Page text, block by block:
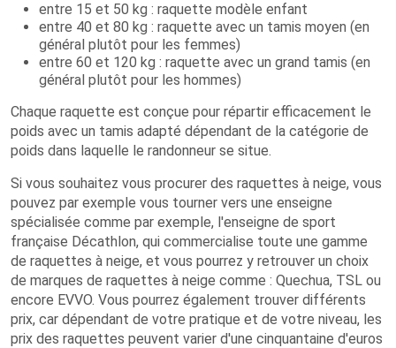
entre 15 et 50 kg : raquette modèle enfant
entre 40 et 80 kg : raquette avec un tamis moyen (en
général plutôt pour les femmes)
entre 60 et 120 kg : raquette avec un grand tamis (en
général plutôt pour les hommes)
Chaque raquette est conçue pour répartir efficacement le
poids avec un tamis adapté dépendant de la catégorie de
poids dans laquelle le randonneur se situe.
Si vous souhaitez vous procurer des raquettes à neige, vous
pouvez par exemple vous tourner vers une enseigne
spécialisée comme par exemple, l'enseigne de sport
française Décathlon, qui commercialise toute une gamme
de raquettes à neige, et vous pourrez y retrouver un choix
de marques de raquettes à neige comme : Quechua, TSL ou
encore EVVO. Vous pourrez également trouver différents
prix, car dépendant de votre pratique et de votre niveau, les
prix des raquettes peuvent varier d'une cinquantaine d'euros